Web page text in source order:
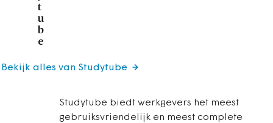
t
u
b
e
Studytube biedt werkgevers het meest
gebruiksvriendelijk en meest complete
Bekijk alles van Studytube